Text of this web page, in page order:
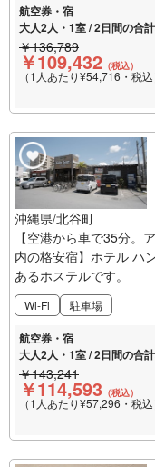
航空券・宿
大人2人・1室 / 2日間の合
￥136,789
￥109,432 （税込）
（1人あたり¥54,716・税込
沖縄県/北谷町
【空港から車で35分。
内の格安宿】ホテル ハ
あるホステルです。
Wi-Fi 駐車場
航空券・宿
大人2人・1室 / 2日間の合
￥143,241
￥114,593 （税込）
（1人あたり¥57,296・税込